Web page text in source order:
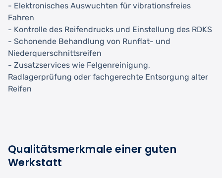
- Elektronisches Auswuchten für vibrationsfreies
Fahren
- Kontrolle des Reifendrucks und Einstellung des RDKS
- Schonende Behandlung von Runflat- und
Niederquerschnittsreifen
- Zusatzservices wie Felgenreinigung,
Radlagerprüfung oder fachgerechte Entsorgung alter
Reifen
Qualitätsmerkmale einer guten
Werkstatt